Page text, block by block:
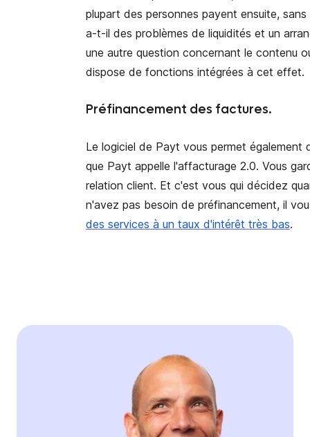
plupart des personnes payent ensuite,
a-t-il des problèmes de liquidités et un
une autre question concernant le contenu
dispose de fonctions intégrées à cet effet.
Préfinancement des factures.
Le logiciel de Payt vous permet
que Payt appelle l'affacturage 2.0. Vous
relation client. Et c'est vous qui décidez
n'avez pas besoin de préfinancement, il
des services à un taux d'intérêt très bas.